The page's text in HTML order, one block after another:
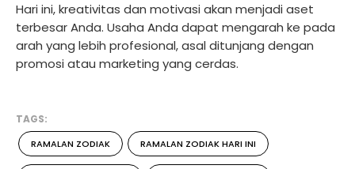
Hari ini, kreativitas dan motivasi akan menjadi aset
terbesar Anda. Usaha Anda dapat mengarah ke pada
arah yang lebih profesional, asal ditunjang dengan
promosi atau marketing yang cerdas.
TAGS:
RAMALAN ZODIAK RAMALAN ZODIAK HARI INI